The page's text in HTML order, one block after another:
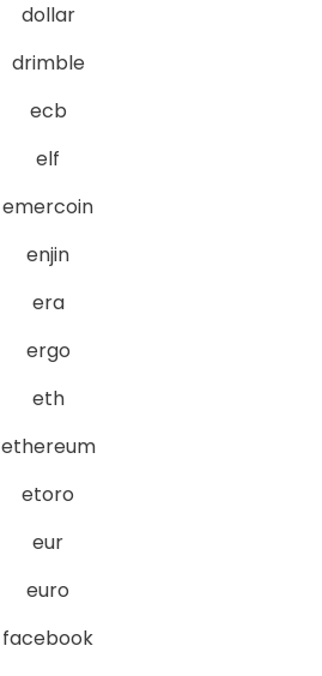
dollar
drimble
ecb
elf
emercoin
enjin
era
ergo
eth
ethereum
etoro
eur
euro
facebook